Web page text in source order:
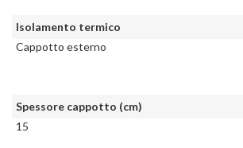
Isolamento termico
Cappotto esterno
Spessore cappotto (cm)
15